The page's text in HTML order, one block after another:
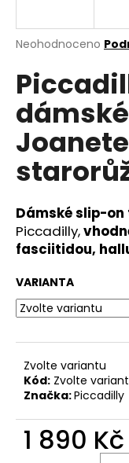
Průměrné
produktu
je
0,0
z
hvězdiček.
Neohodnoceno
Dámské slip-
Piccadilly,
fasciitidou,
VARIANTA
Zvolte variantu
Kód: Zvolte
Značka:Piccadilly
1 890 Kč
j
t
?
D
p
o
r
u
u
e
m